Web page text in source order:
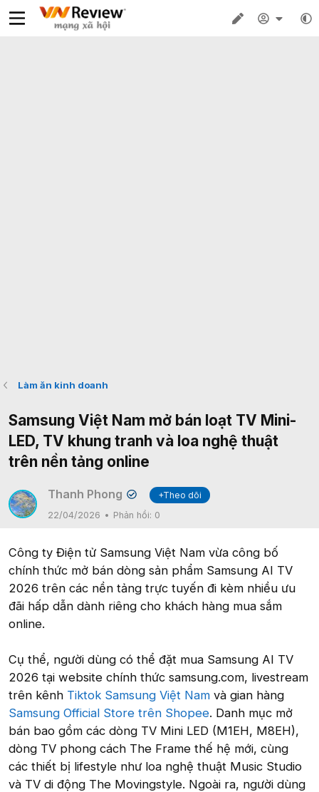
Làm ăn kinh doanh
Samsung Việt Nam mở bán loạt TV Mini-
LED, TV khung tranh và loa nghệ thuật
trên nền tảng online
Thanh Phong ✔
+Theo dõi
22/04/2026
Phản hồi: 0
Công ty Điện tử Samsung Việt Nam vừa công bố
chính thức mở bán dòng sản phẩm Samsung AI TV
2026 trên các nền tảng trực tuyến đi kèm nhiều ưu
đãi hấp dẫn dành riêng cho khách hàng mua sắm
online.
Cụ thể, người dùng có thể đặt mua Samsung AI TV
2026 tại website chính thức samsung.com, livestream
trên kênh Tiktok Samsung Việt Nam và gian hàng
Samsung Official Store trên Shopee. Danh mục mở
bán bao gồm các dòng TV Mini LED (M1EH, M8EH),
dòng TV phong cách The Frame thế hệ mới, cùng
các thiết bị lifestyle như loa nghệ thuật Music Studio
và TV di động The Movingstyle. Ngoài ra, người dùng